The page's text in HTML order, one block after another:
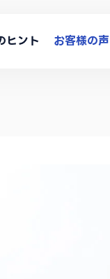
ヒント お客様の声